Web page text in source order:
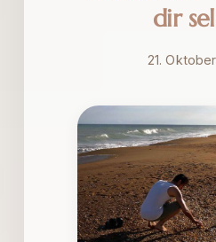
dir
21.